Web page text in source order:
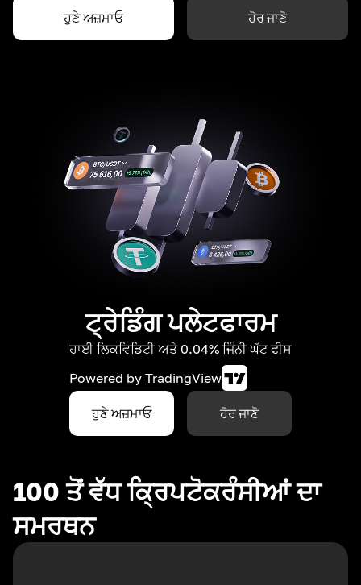
ਹੁਣੇ ਅਜ਼ਮਾਓ ਹੋਰ ਜਾਣੋ
ਟ੍ਰੇਡਿੰਗ ਪਲੇਟਫਾਰਮ
ਹਾਈ ਲਿਕਵਿਡਿਟੀ ਅਤੇ 0.04% ਜਿੰਨੀ ਘੱਟ ਫੀਸ
Powered by TradingView
ਹੁਣੇ ਅਜ਼ਮਾਓ ਹੋਰ ਜਾਣੋ
100 ਤੋਂ ਵੱਧ ਕ੍ਰਿਪਟੋਕਰੰਸੀਆਂ ਦਾ
ਸਮਰਥਨ